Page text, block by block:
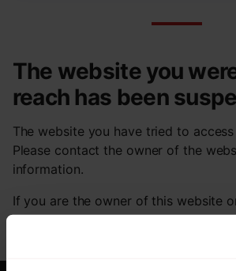
The website you
reach has been
The website you have tried to
Please contact the owner of the
information.
If you are the owner of this website
pleaseread this FAQthat goes
common reasons for a website to be